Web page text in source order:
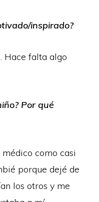
inspirado?
Hace falta algo
Por qué
como casi
porque dejé de
los otros y me